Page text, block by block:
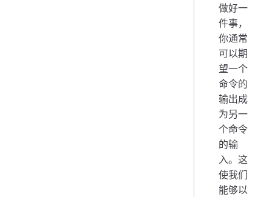
做好一
件事，
你通常
可以期
望一个
命令的
输出成
为另一
个命令
的输
入。这
使我们
能够以